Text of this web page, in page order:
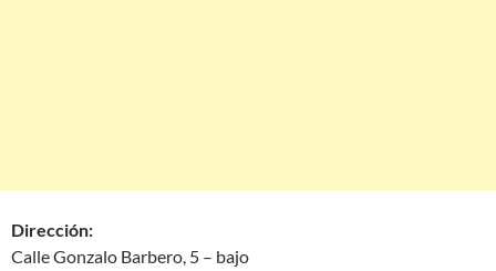
Dirección:
Calle Gonzalo Barbero, 5 – bajo